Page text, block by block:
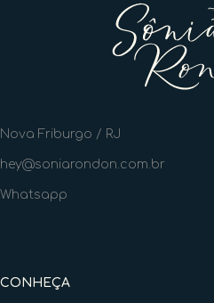
Nova Friburgo / RJ
hey@soniarondon.com.br
Whatsapp
CONHEÇA